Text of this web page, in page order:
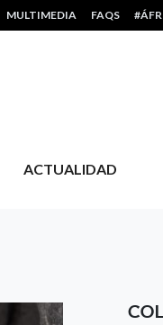
HEADER MENU
MULTIMEDIA FAQS
ACTUALIDAD